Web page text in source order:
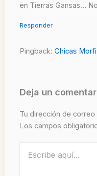
en Tierras Gansas…
Responder
Pingback: Chicas
Deja un
Tu dirección de
Los campos
aquí...